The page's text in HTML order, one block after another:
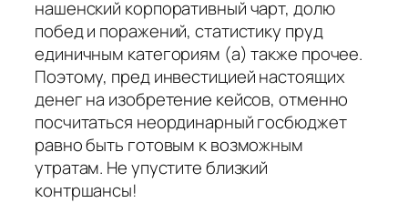
нашенский корпоративный чарт, долю
побед и поражений, статистику пруд
единичным категориям (а) также прочее.
Поэтому, пред инвестицией настоящих
денег на изобретение кейсов, отменно
посчитаться неординарный госбюджет
равно быть готовым к возможным
утратам. Не упустите близкий
контршансы!